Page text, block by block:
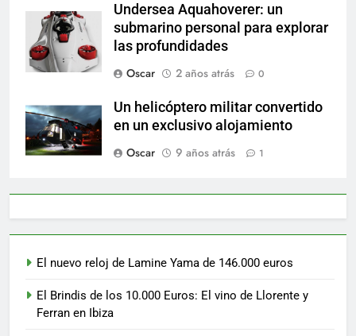
Undersea Aquahoverer: un
submarino personal para explorar
las profundidades
Oscar
2 años atrás 0
Un helicóptero militar convertido
en un exclusivo alojamiento
Oscar
9 años atrás 1
El nuevo reloj de Lamine Yama de 146.000 euros
El Brindis de los 10.000 Euros: El vino de Llorente y
Ferran en Ibiza